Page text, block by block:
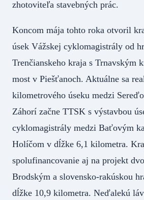
zhotoviteľa stavebných prác.
Koncom mája tohto roka otvoril
úsek Vážskej cyklomagistrály od
Trenčianskeho kraja s Trnavským
most v Piešťanoch. Aktuálne sa
kilometrového úseku medzi
Záhorí začne TTSK s výstavbou
cyklomagistrály medzi Baťovým
Holíčom v dĺžke 6,1 kilometra.
spolufinancovanie aj na projekt
Brodským a slovensko-rakúskou
dĺžke 10,9 kilometra. Neďalekú